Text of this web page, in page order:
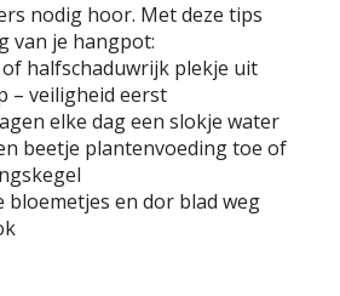
nodig hoor. Met deze tips
van je hangpot:
of halfschaduwrijk plekje uit
– veiligheid eerst
elke dag een slokje water
beetje plantenvoeding toe of
bloemetjes en dor blad weg